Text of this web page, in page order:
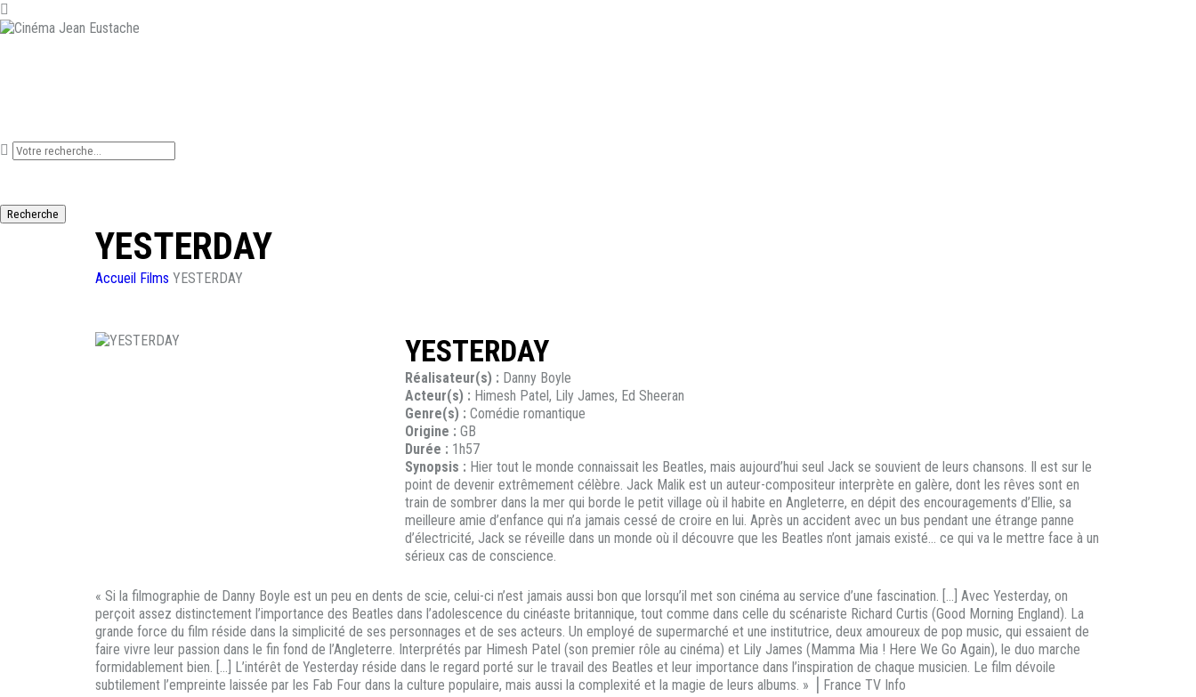
Recherche
YESTERDAY
Accueil Films YESTERDAY
YESTERDAY
Réalisateur(s) : Danny Boyle
Acteur(s) : Himesh Patel, Lily James, Ed Sheeran
Genre(s) : Comédie romantique
Origine : GB
Durée : 1h57
Synopsis : Hier tout le monde connaissait les Beatles, mais aujourd’hui seul Jack se souvient de leurs chansons. Il est sur le
point de devenir extrêmement célèbre. Jack Malik est un auteur-compositeur interprète en galère, dont les rêves sont en
train de sombrer dans la mer qui borde le petit village où il habite en Angleterre, en dépit des encouragements d’Ellie, sa
meilleure amie d’enfance qui n’a jamais cessé de croire en lui. Après un accident avec un bus pendant une étrange panne
d’électricité, Jack se réveille dans un monde où il découvre que les Beatles n’ont jamais existé… ce qui va le mettre face à un
sérieux cas de conscience.
« Si la filmographie de Danny Boyle est un peu en dents de scie, celui-ci n’est jamais aussi bon que lorsqu’il met son cinéma au service d’une fascination. […] Avec Yesterday, on
perçoit assez distinctement l’importance des Beatles dans l’adolescence du cinéaste britannique, tout comme dans celle du scénariste Richard Curtis (Good Morning England). La
grande force du film réside dans la simplicité de ses personnages et de ses acteurs. Un employé de supermarché et une institutrice, deux amoureux de pop music, qui essaient de
faire vivre leur passion dans le fin fond de l’Angleterre. Interprétés par Himesh Patel (son premier rôle au cinéma) et Lily James (Mamma Mia ! Here We Go Again), le duo marche
formidablement bien. […] L’intérêt de Yesterday réside dans le regard porté sur le travail des Beatles et leur importance dans l’inspiration de chaque musicien. Le film dévoile
subtilement l’empreinte laissée par les Fab Four dans la culture populaire, mais aussi la complexité et la magie de leurs albums. » ⎥ France TV Info